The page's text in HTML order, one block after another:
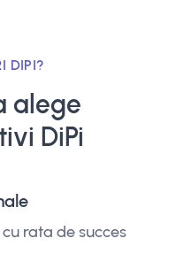
DIPI?
alege
DiPi
rata de succes